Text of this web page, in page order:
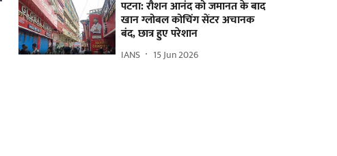
पटना: रौशन आनंद को जमानत के बाद
खान ग्लोबल कोचिंग सेंटर अचानक
बंद, छात्र हुए परेशान
IANS 15 Jun 2026